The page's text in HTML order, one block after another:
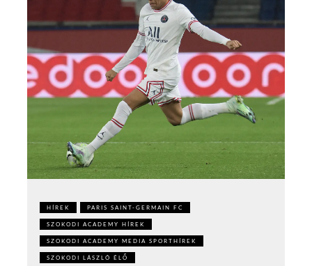
HÍREK PARIS SAINT-GERMAIN FC
SZOKODI ACADEMY HÍREK
SZOKODI ACADEMY MEDIA SPORTHÍREK
SZOKODI LÁSZLÓ ÉLŐ